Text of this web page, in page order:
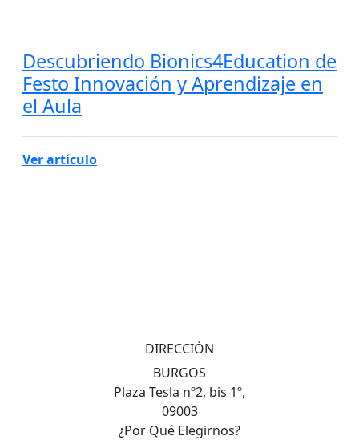
Descubriendo Bionics4Education de
Festo Innovación y Aprendizaje en
el Aula
Ver artículo
DIRECCIÓN
BURGOS
Plaza Tesla nº2, bis 1º,
09003
¿Por Qué Elegirnos?